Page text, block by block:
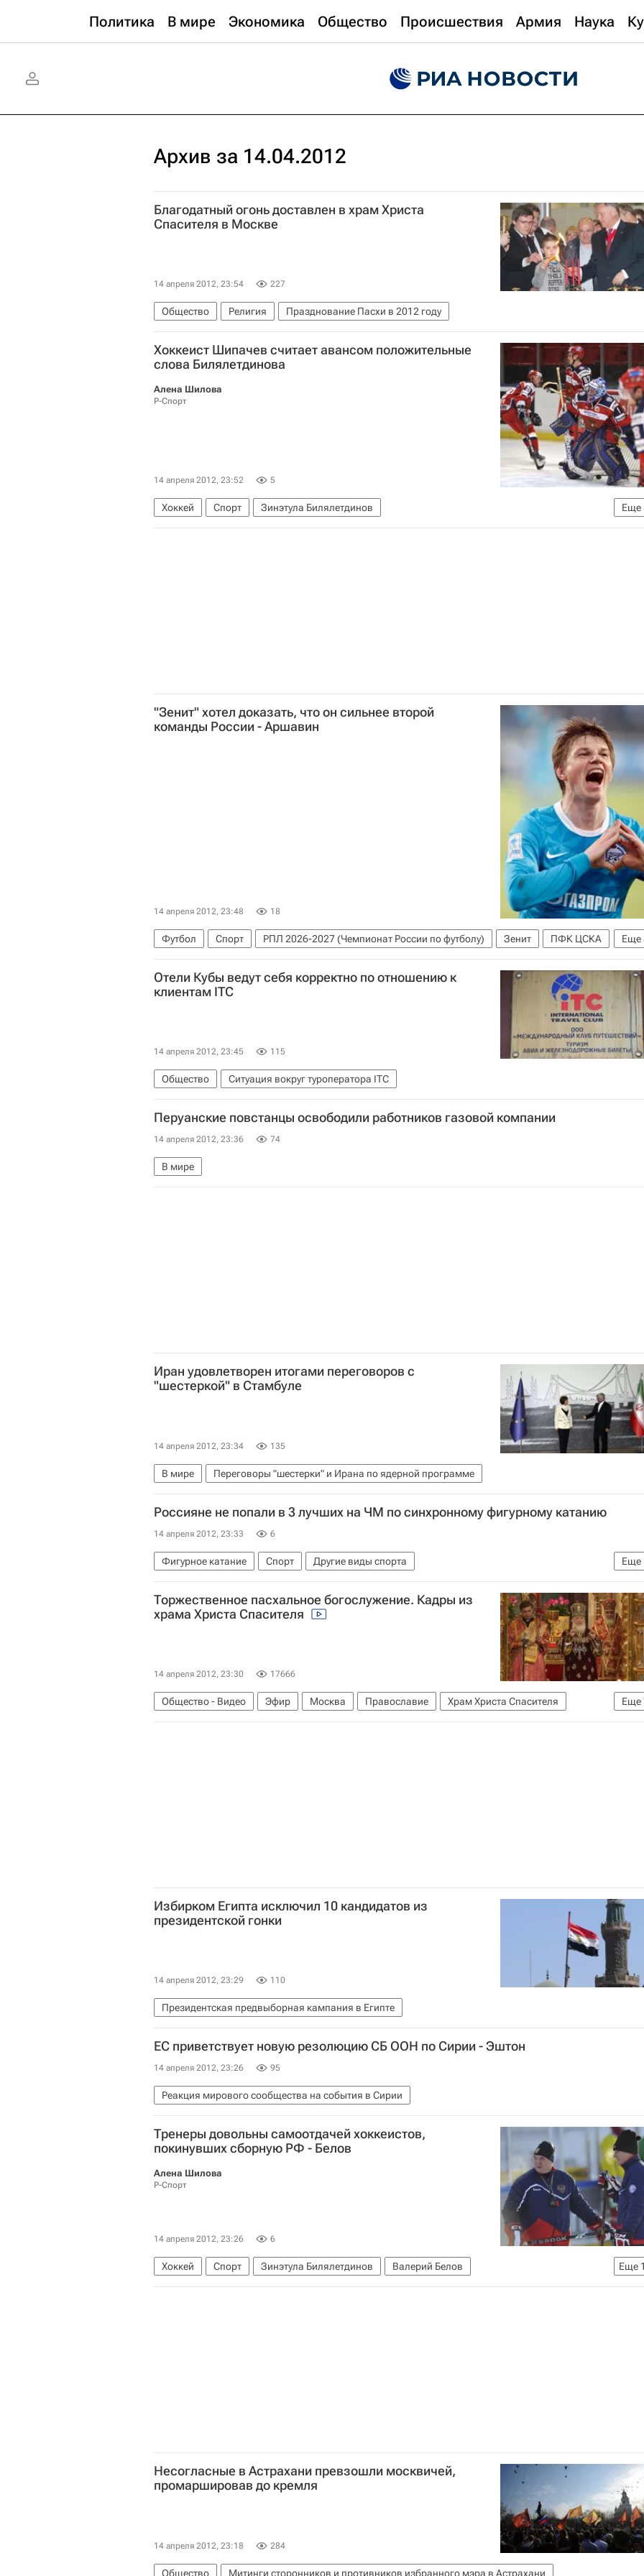
Политика В мире Экономика Общество Происшествия Армия Наука
Архив за 14.04.2012
Благодатный огонь доставлен в храм Христа
Спасителя в Москве
14 апреля 2012, 23:54 227
Общество Религия Празднование Пасхи в 2012 году
Хоккеист Шипачев считает авансом положительные
слова Билялетдинова
Алена Шилова
Р-Спорт
14 апреля 2012, 23:52 5
Еще
Хоккей Спорт
Зинэтула Билялетдинов
Сборная России принимает участие в "Еврохоккейчеллендже" в Германии, России и Латвии
"Зенит" хотел доказать, что он сильнее второй
команды России - Аршавин
14 апреля 2012, 23:48 18
Еще
Футбол Спорт РПЛ 2026-2027 (Чемпионат России по футболу) Зенит
ПФК ЦСКА
Пётр Быстров
Игорь Акинфеев Андрей Аршавин
Отели Кубы ведут себя корректно по отношению к
клиентам ITC
14 апреля 2012, 23:45 115
Общество Ситуация вокруг туроператора ITC
Перуанские повстанцы освободили работников газовой компании
14 апреля 2012, 23:36 74
В мире
Иран удовлетворен итогами переговоров с
"шестеркой" в Стамбуле
14 апреля 2012, 23:34 135
В мире Переговоры "шестерки" и Ирана по ядерной программе
Россияне не попали в 3 лучших на ЧМ по синхронному фигурному катанию
14 апреля 2012, 23:33 6
Еще
Фигурное катание Спорт
Другие виды спорта
Чемпионат мира по синхронному фигурному катанию
Торжественное пасхальное богослужение. Кадры из
храма Христа Спасителя
14 апреля 2012, 23:30 17666
Еще
Общество - Видео Эфир Москва Православие
Храм Христа Спасителя
Пасха
Празднование Пасхи в 2012 году Видео
Русская православная церковь
Избирком Египта исключил 10 кандидатов из
президентской гонки
14 апреля 2012, 23:29 110
Президентская предвыборная кампания в Египте
ЕС приветствует новую резолюцию CБ ООН по Сирии - Эштон
14 апреля 2012, 23:26 95
Реакция мирового сообщества на события в Сирии
Тренеры довольны самоотдачей хоккеистов,
покинувших сборную РФ - Белов
Алена Шилова
Р-Спорт
14 апреля 2012, 23:26 6
Еще
Хоккей Спорт Зинэтула Билялетдинов
Валерий Белов
Сборная России принимает участие в "Еврохоккейчеллендже" в Германии, России и Латвии
Несогласные в Астрахани превзошли москвичей,
промаршировав до кремля
14 апреля 2012, 23:18 284
Общество Митинги сторонников и противников избранного мэра в Астрахани